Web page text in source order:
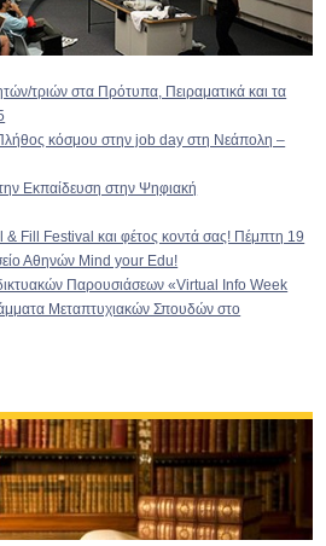
τριών στα Πρότυπα, Πειραματικά και τα
κόσμου στην job day στη Νεάπολη –
Εκπαίδευση στην Ψηφιακή
& Fill Festival και φέτος κοντά σας! Πέμπτη 19
Αθηνών Mind your Edu!
Παρουσιάσεων «Virtual Info Week
Μεταπτυχιακών Σπουδών στο